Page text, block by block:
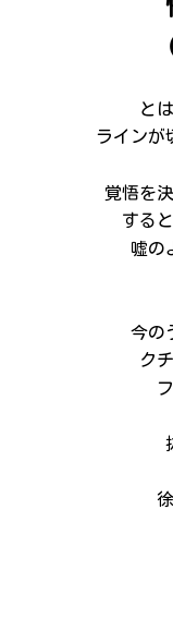
と
ラインが
覚悟を
する
嘘の
今の
ク